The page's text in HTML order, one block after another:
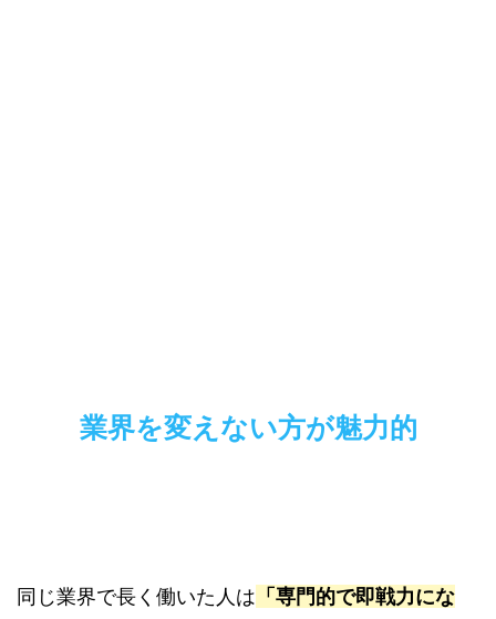
業界を変えない方が魅力的
同じ業界で長く働いた人は 「専門的で即戦力にな